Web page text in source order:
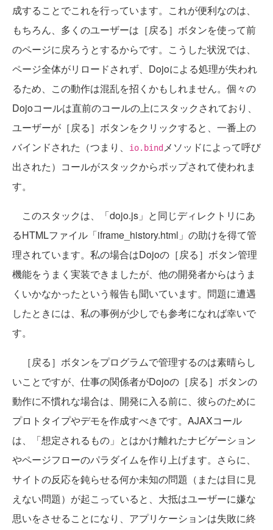
成することでこれを行っています。これが便利なのは、
もちろん、多くのユーザーは［戻る］ボタンを使って前
のページに戻ろうとするからです。こうした状況では、
ページ全体がリロードされず、Dojoによる処理が失われ
るため、この動作は混乱を招くかもしれません。個々の
Dojoコールは直前のコールの上にスタックされており、
ユーザーが［戻る］ボタンをクリックすると、一番上の
バインドされた（つまり、
io.bind メソッドによって呼び
出された）コールがスタックからポップされて使われま
す。
このスタックは、「dojo.js」と同じディレクトリにあ
るHTMLファイル「iframe_history.html」の助けを得て管
理されています。私の場合はDojoの［戻る］ボタン管理
機能をうまく実装できましたが、他の開発者からはうま
くいかなかったという報告も聞いています。問題に遭遇
したときには、私の事例が少しでも参考になれば幸いで
す。
［戻る］ボタンをプログラムで管理するのは素晴らし
いことですが、仕事の関係者がDojoの［戻る］ボタンの
動作に不慣れな場合は、開発に入る前に、彼らのために
プロトタイプやデモを作成すべきです。AJAXコール
は、「想定されるもの」とはかけ離れたナビゲーション
やページフローのパラダイムを作り上げます。さらに、
サイトの反応を鈍らせる何か未知の問題（または目に見
えない問題）が起こっていると、大抵はユーザーに嫌な
思いをさせることになり、アプリケーションは失敗に終